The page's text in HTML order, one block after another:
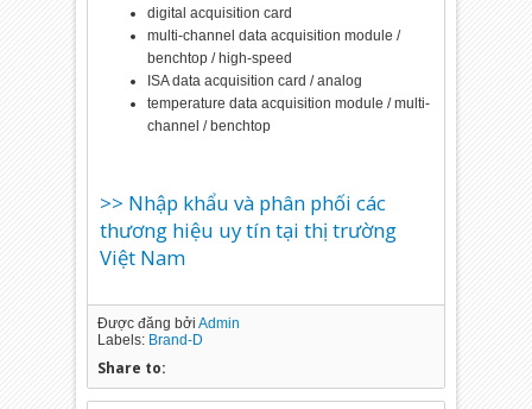
digital acquisition card
multi-channel data acquisition module /
benchtop / high-speed
ISA data acquisition card / analog
temperature data acquisition module / multi-
channel / benchtop
>> Nhập khẩu và phân phối các
thương hiệu uy tín tại thị trường
Việt Nam
Được đăng bởiAdmin
Labels: Brand-D
Share to: